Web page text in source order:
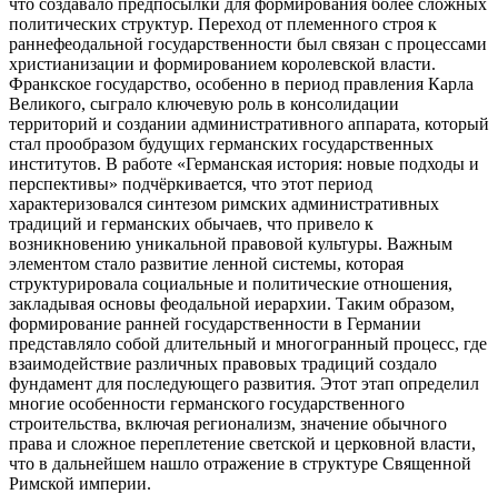
политических структур. Переход от племенного строя к
раннефеодальной государственности был связан с процессами
христианизации и формированием королевской власти.
Франкское государство, особенно в период правления Карла
Великого, сыграло ключевую роль в консолидации
территорий и создании административного аппарата, который
стал прообразом будущих германских государственных
институтов. В работе «Германская история: новые подходы и
перспективы» подчёркивается, что этот период
характеризовался синтезом римских административных
традиций и германских обычаев, что привело к
возникновению уникальной правовой культуры. Важным
элементом стало развитие ленной системы, которая
структурировала социальные и политические отношения,
закладывая основы феодальной иерархии. Таким образом,
формирование ранней государственности в Германии
представляло собой длительный и многогранный процесс, где
взаимодействие различных правовых традиций создало
фундамент для последующего развития. Этот этап определил
многие особенности германского государственного
строительства, включая регионализм, значение обычного
права и сложное переплетение светской и церковной власти,
что в дальнейшем нашло отражение в структуре Священной
Римской империи.